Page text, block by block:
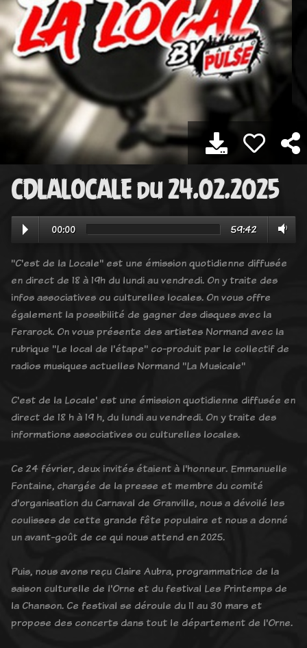
CDLALOCALE du 24.02.2025
00:00 59:42
"C'est de la Locale" est une émission quotidienne diffusée
en direct de 18 à 19h du lundi au vendredi. On y traite des
infos associatives ou culturelles locales. On vous offre
également la possibilité de gagner des disques avec la
Ferarock. On vous présente des artistes Normand avec la
rubrique "Le local de l'étape" co-produit par le collectif de
radios musiques actuelles Normand "La Musicale"
C'est de la Locale' est une émission quotidienne diffusée en
direct de 18 h à 19 h, du lundi au vendredi. On y traite des
informations associatives ou culturelles locales.
Ce 24 février, deux invités étaient à l'honneur. Emmanuelle
Fontaine, chargée de la presse et membre du comité
d'organisation du Carnaval de Granville, nous a dévoilé les
coulisses de cette grande fête populaire et nous a donné
un avant-goût de ce qui nous attend en 2025.
Puis, nous avons reçu Claire Aubra, programmatrice de la
saison culturelle de l'Orne et du festival Les Printemps de
la Chanson. Ce festival se déroule du 11 au 30 mars et
propose des concerts dans tout le département de l'Orne.